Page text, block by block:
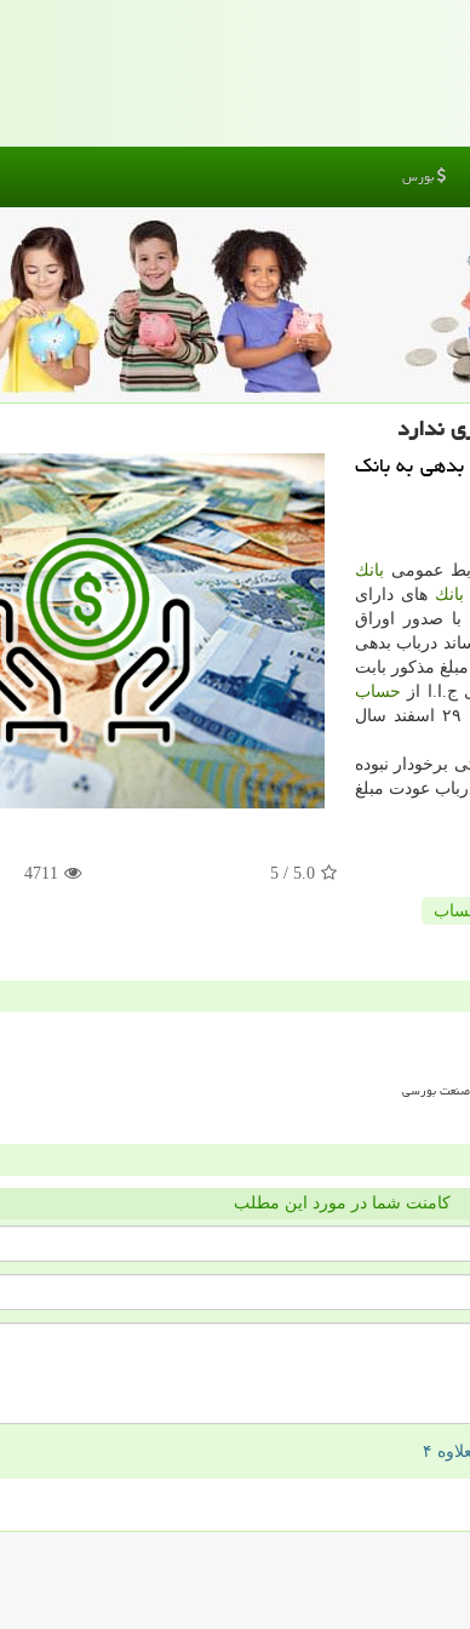
بورس
ندارد
به بانك
عمومی بانك
بانك های دارای
صدور اوراق
درباب بدهی
مذكور بابت
ج.ا.ا از حساب
در تاریخ ۲۹ اسفند سال
برخودار نبوده
عودت مبلغ
5.0
/ 5
4711
کامنت شما در مورد این مطلب